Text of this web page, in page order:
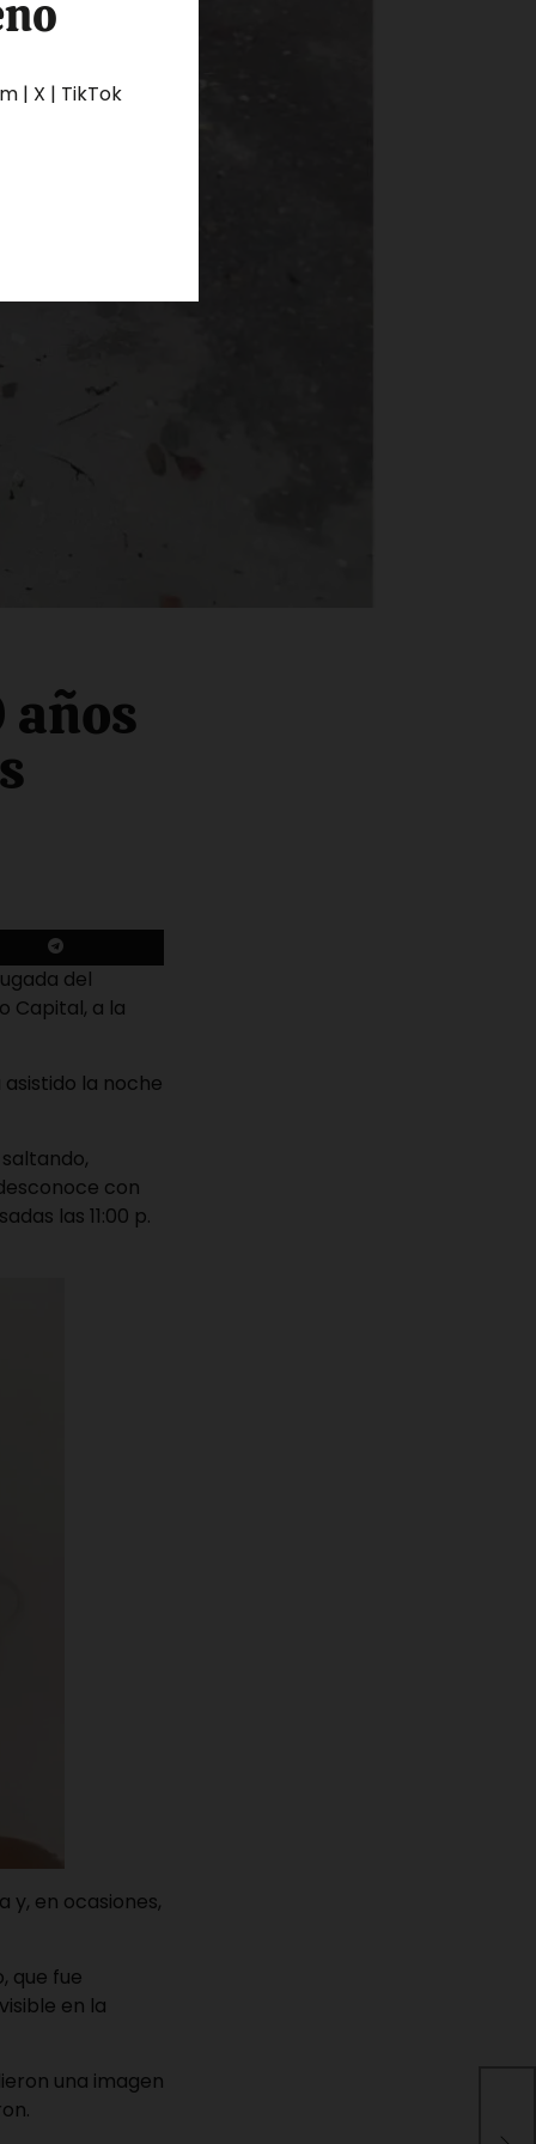
años
del
Capital, a la
la noche
con
las 11:00 p.
y, en ocasiones,
que fue
en la
una imagen
| X | TikTok